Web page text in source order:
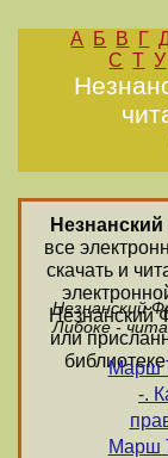
А Б В Г
С Т У
все
скачать и
Незнанский
или
Незнанский
Либоке -
Марш
-.
Марш